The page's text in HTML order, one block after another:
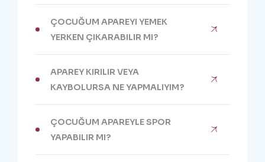
ÇOCUĞUM APAREYI YEMEK
YERKEN ÇIKARABILIR MI?
APAREY KIRILIR VEYA
KAYBOLURSA NE YAPMALIYIM?
ÇOCUĞUM APAREYLE SPOR
YAPABILIR MI?